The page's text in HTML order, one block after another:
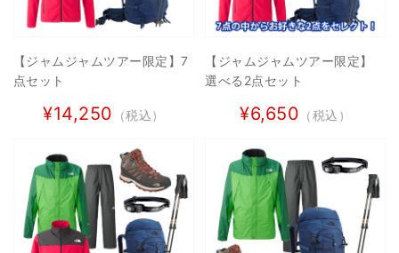
【ジャムジャムツアー限定】7
点セット
¥14,250 （税込）
【ジャムジャムツアー限定】
選べる2点セット
¥6,650 （税込）